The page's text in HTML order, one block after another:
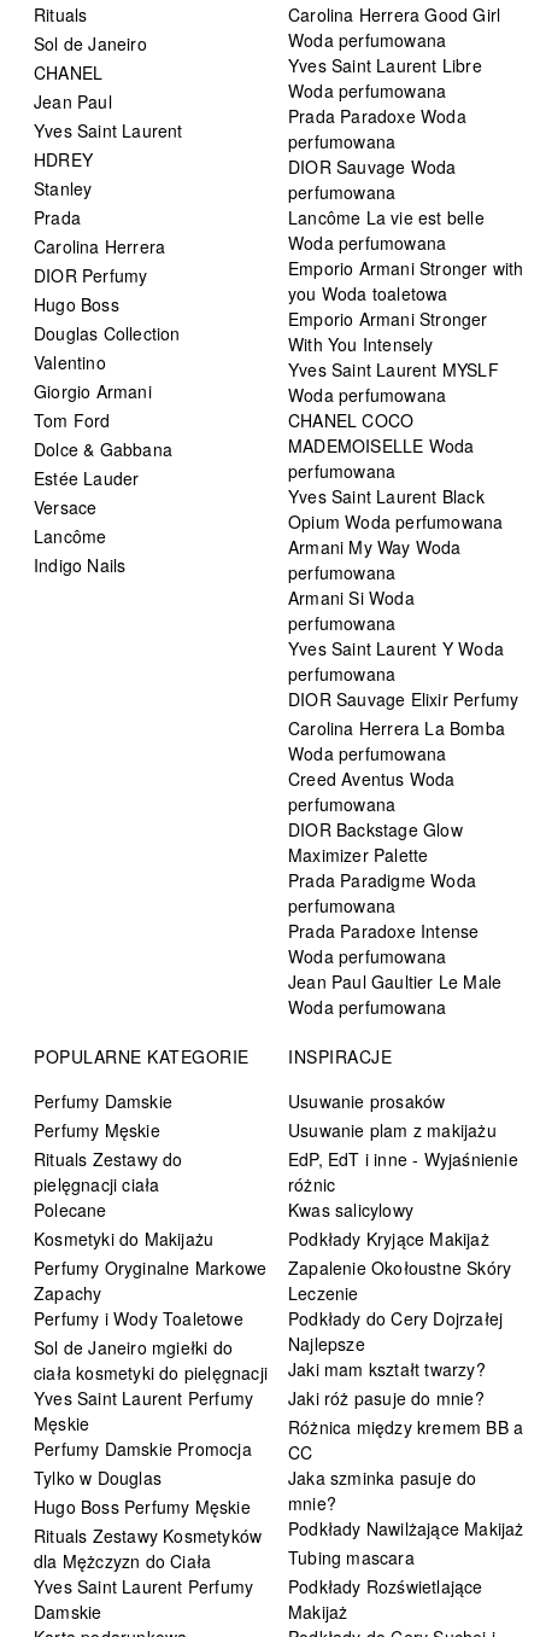
Rituals
Sol de Janeiro
CHANEL
Jean Paul
Yves Saint Laurent
HDREY
Stanley
Prada
Carolina Herrera
DIOR Perfumy
Hugo Boss
Douglas Collection
Valentino
Giorgio Armani
Tom Ford
Dolce & Gabbana
Estée Lauder
Versace
Lancôme
Indigo Nails
Carolina Herrera Good Girl
Woda perfumowana
Yves Saint Laurent Libre
Woda perfumowana
Prada Paradoxe Woda
perfumowana
DIOR Sauvage Woda
perfumowana
Lancôme La vie est belle
Woda perfumowana
Emporio Armani Stronger with
you Woda toaletowa
Emporio Armani Stronger
With You Intensely
Yves Saint Laurent MYSLF
Woda perfumowana
CHANEL COCO
MADEMOISELLE Woda
perfumowana
Yves Saint Laurent Black
Opium Woda perfumowana
Armani My Way Woda
perfumowana
Armani Si Woda
perfumowana
Yves Saint Laurent Y Woda
perfumowana
DIOR Sauvage Elixir Perfumy
Carolina Herrera La Bomba
Woda perfumowana
Creed Aventus Woda
perfumowana
DIOR Backstage Glow
Maximizer Palette
Prada Paradigme Woda
perfumowana
Prada Paradoxe Intense
Woda perfumowana
Jean Paul Gaultier Le Male
Woda perfumowana
POPULARNE KATEGORIE
Perfumy Damskie
Perfumy Męskie
Rituals Zestawy do
pielęgnacji ciała
Polecane
Kosmetyki do Makijażu
Perfumy Oryginalne Markowe
Zapachy
Perfumy i Wody Toaletowe
Sol de Janeiro mgiełki do
ciała kosmetyki do pielęgnacji
Yves Saint Laurent Perfumy
Męskie
Perfumy Damskie Promocja
Tylko w Douglas
Hugo Boss Perfumy Męskie
Rituals Zestawy Kosmetyków
dla Mężczyzn do Ciała
Yves Saint Laurent Perfumy
Damskie
INSPIRACJE
Usuwanie prosaków
Usuwanie plam z makijażu
EdP, EdT i inne - Wyjaśnienie
różnic
Kwas salicylowy
Podkłady Kryjące Makijaż
Zapalenie Okołoustne Skóry
Leczenie
Podkłady do Cery Dojrzałej
Najlepsze
Jaki mam kształt twarzy?
Jaki róż pasuje do mnie?
Różnica między kremem BB a
CC
Jaka szminka pasuje do
mnie?
Podkłady Nawilżające Makijaż
Tubing mascara
Podkłady Rozświetlające
Makijaż